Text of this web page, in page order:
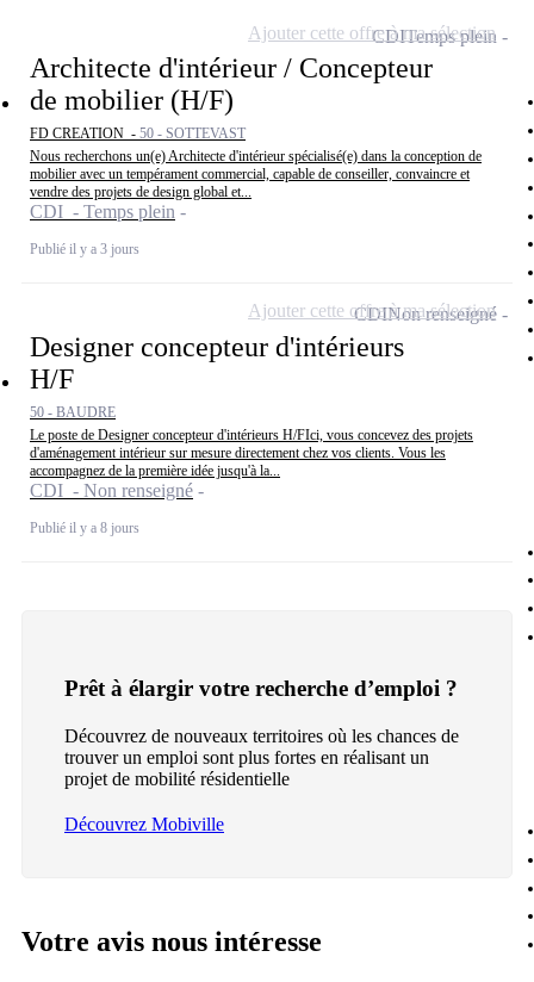
Architecte d'intérieur / Concepteur
de mobilier (H/F)
FD CREATION - 50 - SOTTEVAST
Nous recherchons un(e) Architecte d'intérieur spécialisé(e) dans la conception de
mobilier avec un tempérament commercial, capable de conseiller, convaincre et
vendre des projets de design global et...
CDI - Temps plein
Publié il y a 3 jours
CDITemps plein
Ajouter cette offre à ma sélection
Designer concepteur d'intérieurs
H/F
50 - BAUDRE
Le poste de Designer concepteur d'intérieurs H/FIci, vous concevez des projets
d'aménagement intérieur sur mesure directement chez vos clients. Vous les
accompagnez de la première idée jusqu'à la...
CDI - Non renseigné
Publié il y a 8 jours
CDINon renseigné
Ajouter cette offre à ma sélection
Prêt à élargir votre recherche d’emploi ?
Découvrez de nouveaux territoires où les chances de
trouver un emploi sont plus fortes en réalisant un
projet de mobilité résidentielle
Découvrez Mobiville
Votre avis nous intéresse